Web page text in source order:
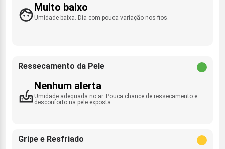
Muito baixo
Umidade baixa. Dia com pouca variação nos fios.
Ressecamento da Pele
Nenhum alerta
Umidade adequada no ar. Pouca chance de ressecamento e
desconforto na pele exposta.
Gripe e Resfriado